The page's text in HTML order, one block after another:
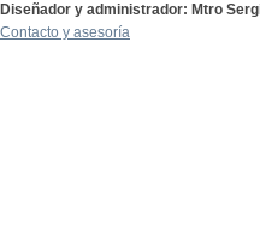
Diseñador y administrador: Mtro
Contacto y asesoría